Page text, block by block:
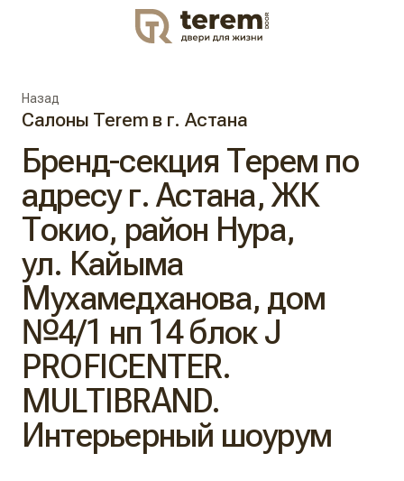
DOOR
Назад
Салоны Terem в г. Астана
Бренд-секция Терем по
адресу г. Астана, ЖК
Токио, район Нура,
ул. Кайыма
Мухамедханова, дом
№4/1 нп 14 блок J
PROFICENTER.
MULTIBRAND.
Интерьерный шоурум